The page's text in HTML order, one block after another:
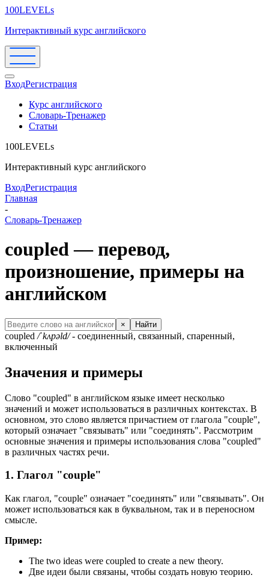
100LEVELs
Интерактивный курс английского
ВходРегистрация
Курс английского
Словарь-Тренажер
Статьи
100LEVELs
Интерактивный курс английского
ВходРегистрация
Главная
-
Словарь-Тренажер
coupled — перевод,
произношение, примеры на
английском
× Найти
coupled /ˈkʌpəld/- соединенный, связанный, спаренный,
включенный
Значения и примеры
Слово "coupled" в английском языке имеет несколько
значений и может использоваться в различных контекстах. В
основном, это слово является причастием от глагола "couple",
который означает "связывать" или "соединять". Рассмотрим
основные значения и примеры использования слова "coupled"
в различных частях речи.
1. Глагол "couple"
Как глагол, "couple" означает "соединять" или "связывать". Он
может использоваться как в буквальном, так и в переносном
смысле.
Пример:
The two ideas were coupled to create a new theory.
Две идеи были связаны, чтобы создать новую теорию.